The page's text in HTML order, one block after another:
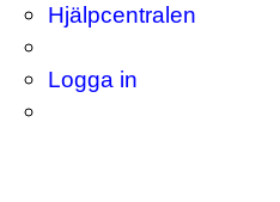
Hjälpcentralen
Logga in